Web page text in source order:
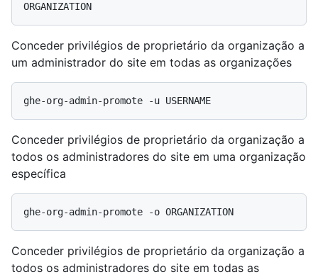
Conceder privilégios de proprietário da organização a
um administrador do site em todas as organizações
Conceder privilégios de proprietário da organização a
todos os administradores do site em uma organização
específica
Conceder privilégios de proprietário da organização a
todos os administradores do site em todas as